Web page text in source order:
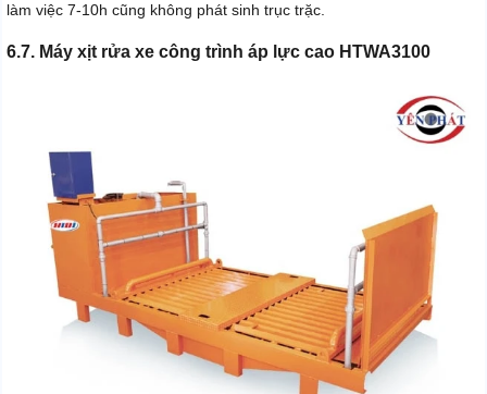
làm việc 7-10h cũng không phát sinh trục trặc.
6.7. Máy xịt rửa xe công trình áp lực cao HTWA3100